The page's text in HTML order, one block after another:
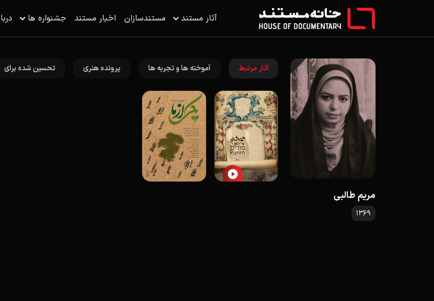
آثار مستند مستندسازان اخبار مستند جشنواره ها
مریم طالبی
1369
آثار مرتبط آموخته ها و تجربه ها پرونده هنری تحسین شده برای